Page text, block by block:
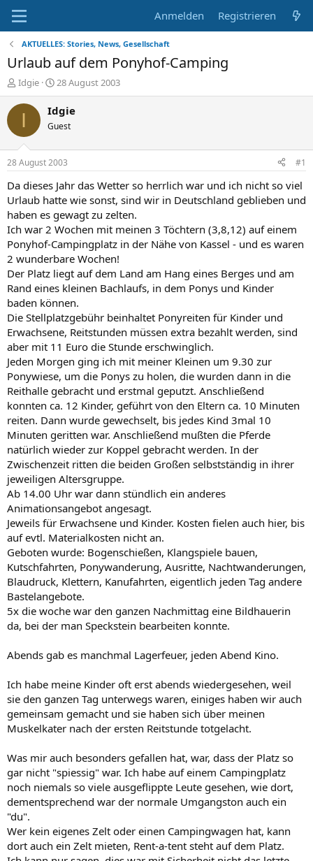
Anmelden Registrieren
AKTUELLES: Stories, News, Gesellschaft
Urlaub auf dem Ponyhof-Camping
E
r
s
e
r
Idgie
E
r
s
e
l
t
a
m
28 August 2003
I Idgie
Guest
28 August 2003 #1
Da dieses Jahr das Wetter so herrlich war und ich nicht so viel
Urlaub hatte wie sonst, sind wir in Deutschland geblieben und
haben es gewagt zu zelten.
Ich war 2 Wochen mit meinen 3 Töchtern (3,8,12) auf einem
Ponyhof-Campingplatz in der Nähe von Kassel - und es waren
2 wunderbare Wochen!
Der Platz liegt auf dem Land am Hang eines Berges und am
Rand eines kleinen Bachlaufs, in dem Ponys und Kinder
baden können.
Die Stellplatzgebühr beinhaltet Ponyreiten für Kinder und
Erwachsene, Reitstunden müssen extra bezahlt werden, sind
aber mit 11 Euro die Stunde erschwinglich.
Jeden Morgen ging ich mit meiner Kleinen um 9.30 zur
Ponywiese, um die Ponys zu holen, die wurden dann in die
Reithalle gebracht und erstmal geputzt. Anschließend
konnten ca. 12 Kinder, geführt von den Eltern ca. 10 Minuten
reiten. Dann wurde gewechselt, bis jedes Kind 3mal 10
Minuten geritten war. Anschließend mußten die Pferde
natürlich wieder zur Koppel gebracht werden. In der
Zwischenzeit ritten die beiden Großen selbstständig in ihrer
jeweiligen Altersgruppe.
Ab 14.00 Uhr war dann stündlich ein anderes
Animationsangebot angesagt.
Jeweils für Erwachsene und Kinder. Kosten fielen auch hier, bis
auf evtl. Materialkosten nicht an.
Geboten wurde: Bogenschießen, Klangspiele bauen,
Kutschfahrten, Ponywanderung, Ausritte, Nachtwanderungen,
Blaudruck, Klettern, Kanufahrten, eigentlich jeden Tag andere
Bastelangebote.
5x die woche war den ganzen Nachmittag eine Bildhauerin
da, bei der man Speckstein bearbeiten konnte.
Abends gab es manchmal Lagerfeuer, jeden Abend Kino.
Ich habe meine Kinder oft erst abends wiedergesehen, weil
sie den ganzen Tag unterwegs waren, einiges haben wir auch
gemeinsam gemacht und sie haben sich über meinen
Muskelkater nach der ersten Reitstunde totgelacht.
Was mir auch besonders gefallen hat, war, dass der Platz so
gar nicht "spiessig" war. Ich habe auf einem Campingplatz
noch niemals so viele ausgeflippte Leute gesehen, wie dort,
dementsprechend war der normale Umgangston auch ein
"du".
Wer kein eigenes Zelt oder einen Campingwagen hat, kann
dort auch ein Zelt mieten, Rent-a-tent steht auf dem Platz.